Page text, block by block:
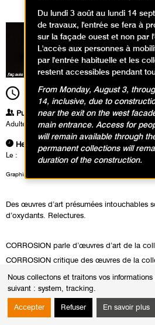
Nous collectons et traitons vos
suivant : system, tracking.
Accepter Refuser En savoir plus
15h30Durée1h30
Publics
Adultes
Heures
Le : Dimanche 8 avril 2018 de 15h30 à
Graphisme bandeau haut de page et visuel Corrosion: ©
Des œuvres d’art présumées intouchables
d’oxydants. Relectures.
CORROSION parle d’œuvres d’art de la
CORROSION critique des œuvres de la
CORROSION connecte des œuvres de la
productions culturelles issues de la marge,
et de la shoxploitation.
Du lundi 3 août au lundi 14
de travaux, l'entrée se fera à
sur la façade ouest et non par
L'accès aux personnes à
par l'entrée habituelle et les
restent accessibles pendant
From Monday, August 3,
14, inclusive, due to
near the exit on the west
main entrance. Access for
will remain available through
permanent collections will
duration of the construction.